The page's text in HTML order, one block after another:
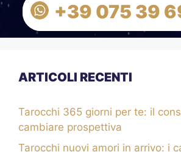
+39 075 39
ARTICOLI RECENTI
Tarocchi 365 giorni per te: il
cambiare prospettiva
Tarocchi nuovi amori in arrivo: i